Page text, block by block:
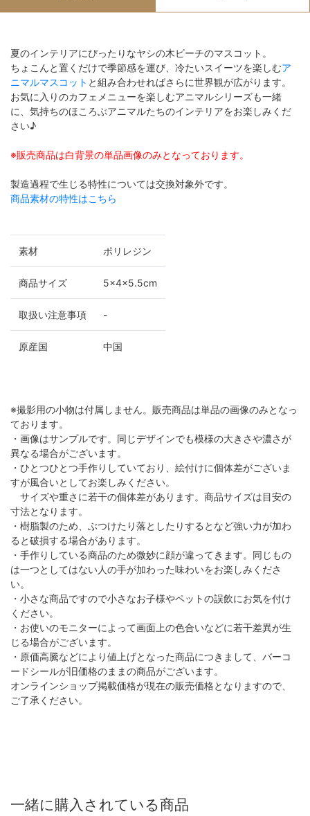
夏のインテリアにぴったりなヤシの木ビーチのマスコット。
ちょこんと置くだけで季節感を運び、冷たいスイーツを楽しむア
ニマルマスコット と組み合わせればさらに世界観が広がります。
お気に入りのカフェメニューを楽しむアニマルシリーズも一緒
に、気持ちのほころぶアニマルたちのインテリアをお楽しみくだ
さい♪
※販売商品は白背景の単品画像のみとなっております。
製造過程で生じる特性については交換対象外です。
商品素材の特性はこちら
素材 ポリレジン
商品サイズ 5×4×5.5cm
取扱い注意事項 -
原産国 中国
※撮影用の小物は付属しません。販売商品は単品の画像のみとなっ
ております。
・画像はサンプルです。同じデザインでも模様の大きさや濃さが
異なる場合がございます。
・ひとつひとつ手作りしていており、絵付けに個体差がございま
すが風合いとしてお楽しみください。
サイズや重さに若干の個体差があります。商品サイズは目安の
寸法となります。
・樹脂製のため、ぶつけたり落としたりするとなど強い力が加わ
ると破損する場合があります。
・手作りしている商品のため微妙に顔が違ってきます。同じもの
は一つとしてはない人の手が加わった味わいをお楽しみくださ
い。
・小さな商品ですので小さなお子様やペットの誤飲にお気を付け
ください。
・お使いのモニターによって画面上の色合いなどに若干差異が生
じる場合がございます。
・原価高騰などにより値上げとなった商品につきまして、バーコ
ードシールが旧価格のままの商品がございます。
オンラインショップ掲載価格が現在の販売価格となりますので、
ご了承ください。
一緒に購入されている商品